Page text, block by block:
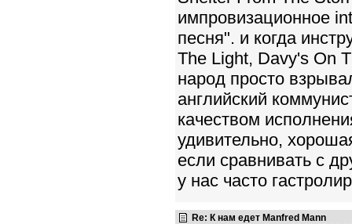
импровизационное
песня". и когда
The Light, Davy's On
народ просто
английский
качеством
удивительно,
если сравнивать с
у нас часто
Re: К нам едет Manfred Mann